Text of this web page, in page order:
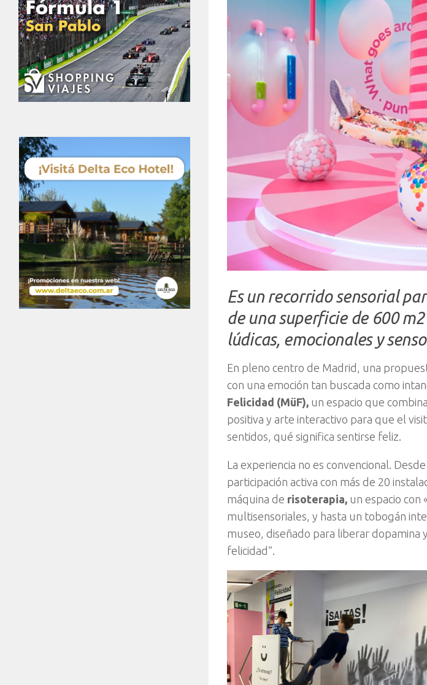
Es un recorrido sensorial
de una superficie de 600
lúdicas, emocionales y
En pleno centro de Madrid, una
con una emoción tan buscada como
Felicidad (MüF), un espacio que
positiva y arte interactivo para que el
sentidos, qué significa sentirse feliz.
La experiencia no es convencional.
participación activa con más de 20
máquina de risoterapia, un espacio con
multisensoriales, y hasta un tobogán
museo, diseñado para liberar dopamina
felicidad”.